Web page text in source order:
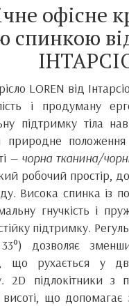
офісне
спинкою
LOREN від
і продуману
підтримку тіла
природне
— чорна тканина/
робочий простір,
Висока спинка із
гнучкість і
підтримку.
дозволяє
що рухається у
2D підлокітники з
що допомагає